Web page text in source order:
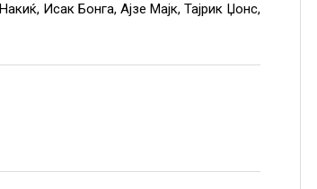
Исак Бонга, Ајзе Мајк, Тајрик Џонс,